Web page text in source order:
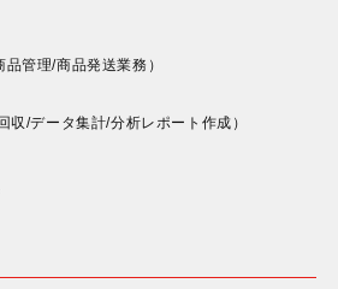
品管理/商品発送業務）
収/データ集計/分析レポート作成）